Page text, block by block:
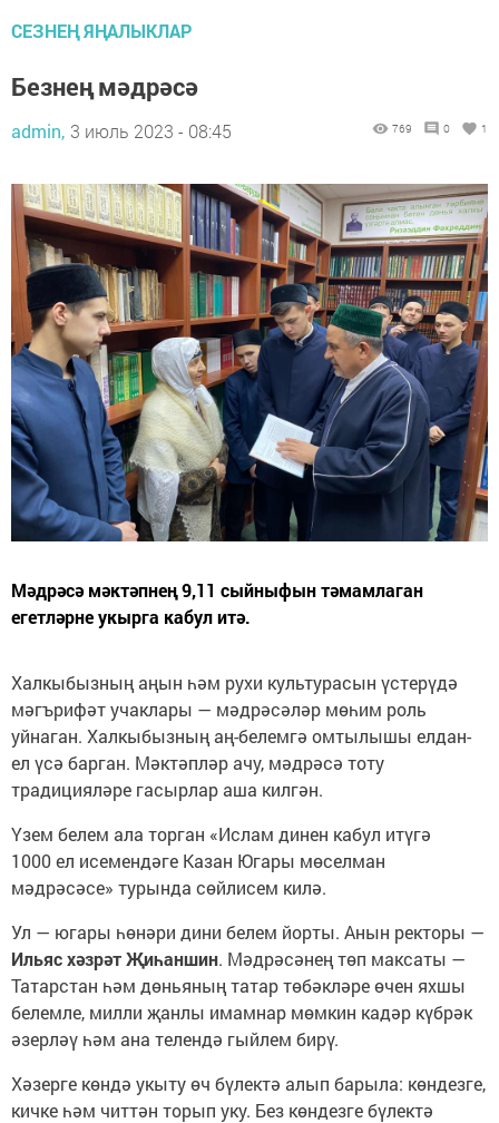
СЕЗНЕҢ ЯҢАЛЫКЛАР
Безнең мәдрәсә
admin, 3 июль 2023 - 08:45 769 0 1
Мәдрәсә мәктәпнең 9,11 сыйныфын тәмамлаган
егетләрне укырга кабул итә.
Халкыбызның аңын һәм рухи культурасын үстерүдә
мәгърифәт учаклары — мәдрәсәләр мөһим роль
уйнаган. Халкыбызның аң-белемгә омтылышы елдан-
ел үсә барган. Мәктәпләр ачу, мәдрәсә тоту
традицияләре гасырлар аша килгән.
Үзем белем ала торган «Ислам динен кабул итүгә
1000 ел исемендәге Казан Югары мөселман
мәдрәсәсе» турында сөйлисем килә.
Ул — югары һөнәри дини белем йорты. Анын ректоры —
Ильяс хәзрәт Җиһаншин. Мәдрәсәнең төп максаты —
Татарстан һәм дөньяның татар төбәкләре өчен яхшы
белемле, милли җанлы имамнар мөмкин кадәр күбрәк
әзерләү һәм ана телендә гыйлем бирү.
Хәзерге көндә укыту өч бүлектә алып барыла: көндезге,
кичке һәм читтән торып уку. Без көндезге бүлектә